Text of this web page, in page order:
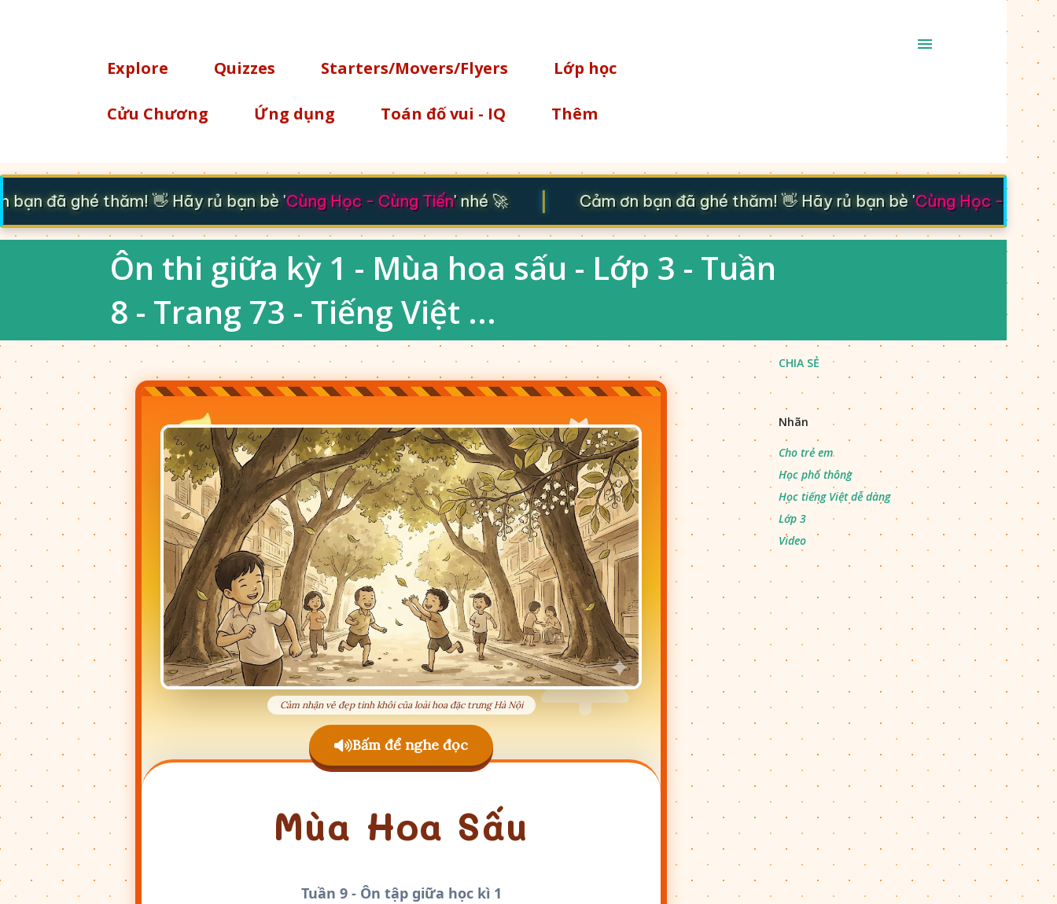
Explore
Quizzes Starters/Movers/Flyers Lớp học
Cửu Chương Ứng dụng Toán đố vui - IQ Thêm
đã ghé thăm! 👋 Hãy rủ bạn bè 'Cùng Học - Cùng Tiến' nhé 🚀 Cảm ơn bạn đã ghé thăm! 👋 Hãy rủ bạn bè 'Cùng Học - Cùng
Ôn thi giữa kỳ 1 - Mùa hoa sấu - Lớp 3 - Tuần
8 - Trang 73 - Tiếng Việt ...
Cảm nhận vẻ đẹp tinh khôi của loài hoa đặc trưng Hà Nội
Bấm để nghe đọc
Mùa Hoa Sấu
Tuần 9 - Ôn tập giữa học kì 1
CHIA SẺ
Nhãn
Cho trẻ em
Học phổ thông
Học tiếng Việt dễ dàng
Lớp 3
Video